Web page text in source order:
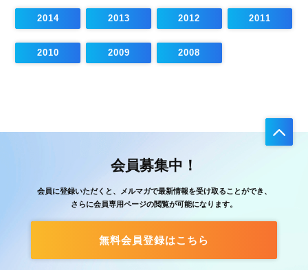
2014 2013 2012 2011
2010 2009 2008
会員募集中！
会員に登録いただくと、メルマガで最新情報を受け取ることができ、
さらに会員専用ページの閲覧が可能になります。
無料会員登録はこちら